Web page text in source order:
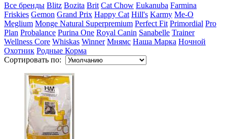
Все бренды Blitz Bozita Brit Cat Chow Eukanuba Farmina
Friskies Gemon Grand Prix Happy Cat Hill's Karmy Me-O
Meglium Monge Natural Superpremium Perfect Fit Primordial Pro
Plan Probalance Purina One Royal Canin Sanabelle Trainer
Wellness Core Whiskas Winner Мнямс Наша Марка Ночной
Охотник Родные Корма
Сортировать по: